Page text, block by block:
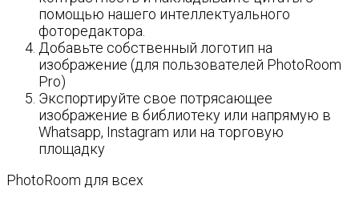
помощью нашего интеллектуального
фоторедактора.
Добавьте собственный логотип на
изображение (для пользователей PhotoRoom
Pro)
Экспортируйте свое потрясающее
изображение в библиотеку или напрямую в
Whatsapp, Instagram или на торговую
площадку
PhotoRoom для всех